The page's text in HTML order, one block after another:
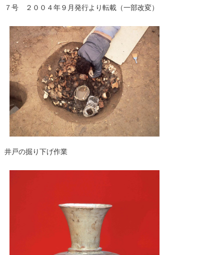
７号 ２００４年９月発行より転載（一部改変）
井戸の掘り下げ作業